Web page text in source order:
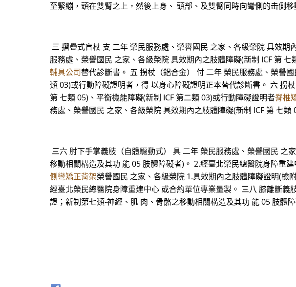
至緊繃，頭在雙臂之上，然後上身、 頭部、及雙臂同時向彎側的击側移
三 摺疊式盲杖 支 二年 榮民服務處、榮譽國民 之家、各級榮院 具效
服務處、榮譽國民 之家、各級榮院 具效期內之肢體障礙(新制 ICF 第
輔具公司替代診斷書。 五 拐杖（鋁合金） 付 二年 榮民服務處、榮譽
類 03)或行動障礙證明者，得 以身心障礙證明正本替代診斷書。 六 拐
第 七類 05)、平衡機能障礙(新制 ICF 第二類 03)或行動障礙證明者脊椎
務處、榮譽國民 之家、各級榮院 具效期內之肢體障礙(新制 ICF 第 七
三六 肘下手掌義肢（自體驅動式） 具 二年 榮民服務處、榮譽國民
移動相關構造及其功 能 05 肢體障礙者)。 2.經臺北榮民總醫院身障重
側彎矯正背架榮譽國民 之家、各級榮院 1.具效期內之肢體障礙證明(檢
經臺北榮民總醫院身障重建中心 或合約單位專業量製。 三八 膝離斷
證；新制第七類-神經、肌 肉、骨骼之移動相關構造及其功 能 05 肢體障